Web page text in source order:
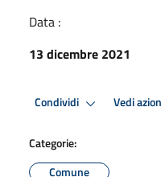
Data :
13 dicembre 2021
Condividi Vedi
Categorie:
Comune